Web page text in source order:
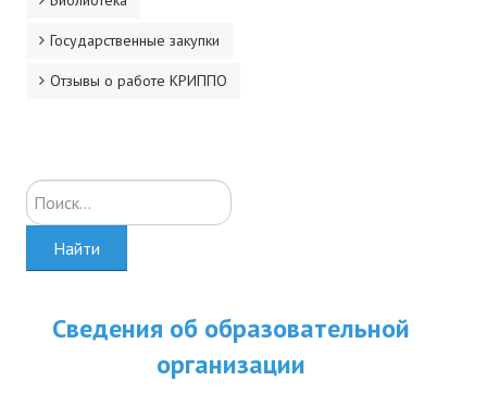
Государственные закупки
Отзывы о работе КРИППО
Искать...
Найти
Сведения об образовательной
организации